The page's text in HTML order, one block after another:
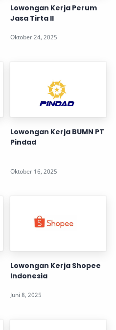
Lowongan Kerja Perum
Jasa Tirta II
Lowongan Kerja BUMN PT
Pindad
Lowongan Kerja Shopee
Indonesia